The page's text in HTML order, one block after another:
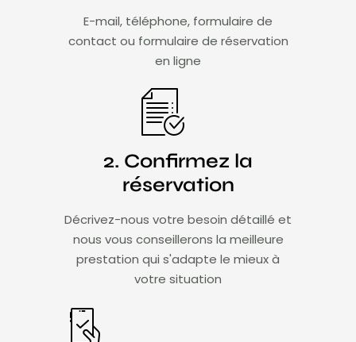
E-mail, téléphone, formulaire de
contact ou formulaire de réservation
en ligne
2. Confirmez la
réservation
Décrivez-nous votre besoin détaillé et
nous vous conseillerons la meilleure
prestation qui s'adapte le mieux à
votre situation​